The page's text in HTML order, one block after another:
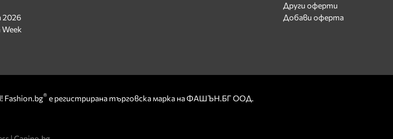
2026
Week
Други оферти
Добави оферта
Fashion.bg® е регистрирана търговска марка на ФАШЪН.БГ ООД.